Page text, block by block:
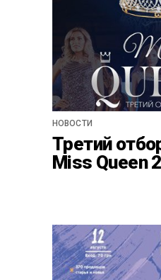
НОВОСТИ
Третий
Miss Queen